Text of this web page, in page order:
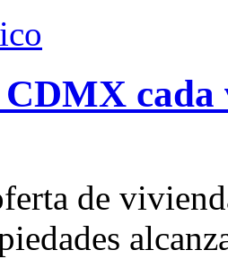
cada
de